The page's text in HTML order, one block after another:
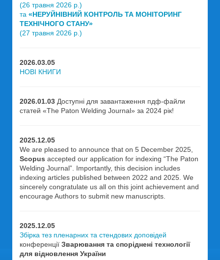
(26 травня 2026 р.)
та «НЕРУЙНІВНИЙ КОНТРОЛЬ ТА МОНІТОРИНГ
ТЕХНІЧНОГО СТАНУ»
(27 травня 2026 р.)
2026.03.05
НОВІ КНИГИ
2026.01.03 Доступні для завантаження пдф-файли
статей «The Paton Welding Journal» за 2024 рік!
2025.12.05
We are pleased to announce that on 5 December 2025,
Scopus accepted our application for indexing “The Paton
Welding Journal”. Importantly, this decision includes
indexing articles published between 2022 and 2025. We
sincerely congratulate us all on this joint achievement and
encourage Authors to submit new manuscripts.
2025.12.05
Збірка тез пленарних та стендових доповідей
конференції Зварювання та споріднені технології
для відновлення України